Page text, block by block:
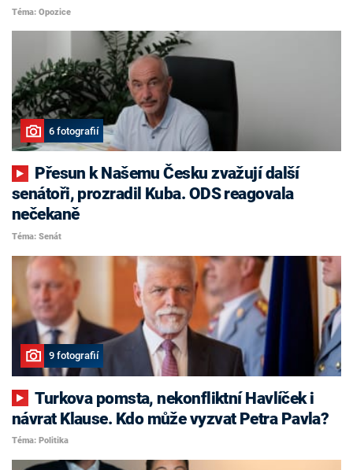
Téma: Opozice
6 fotografií
senátoři, prozradil Kuba. ODS reagovala
nečekaně
Téma: Senát
9 fotografií
Turkova pomsta, nekonfliktní Havlíček i
návrat Klause. Kdo může vyzvat Petra Pavla?
Téma: Politika